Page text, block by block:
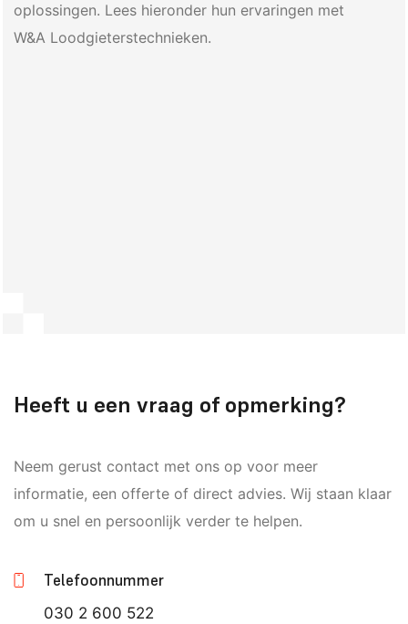
oplossingen. Lees hieronder hun ervaringen met
W&A Loodgieterstechnieken.
Heeft u een vraag of opmerking?
Neem gerust contact met ons op voor meer
informatie, een offerte of direct advies. Wij staan klaar
om u snel en persoonlijk verder te helpen.
Telefoonnummer
030 2 600 522